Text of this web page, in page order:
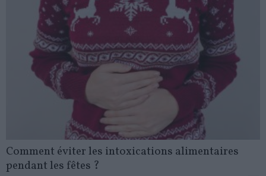
Comment éviter les intoxications alimentaires
pendant les fêtes ?